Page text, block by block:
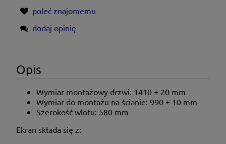
poleć znajomemu
dodaj opinię
Opis
Wymiar montażowy drzwi: 1410 ± 20 mm
Wymiar do montażu na ścianie: 990 ± 10 mm
Szerokość wlotu: 580 mm
Ekran składa się z: